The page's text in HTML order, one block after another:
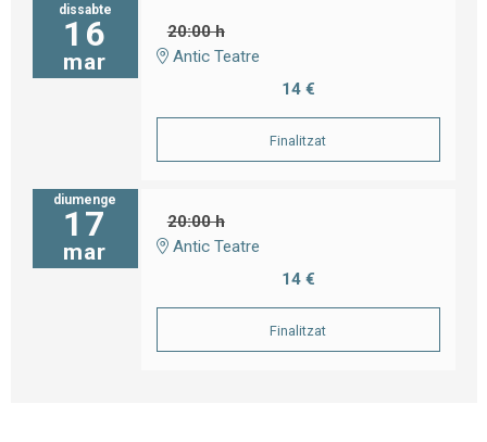
dissabte
16
mar
20:00 h
Antic Teatre
14 €
Finalitzat
diumenge
17
mar
20:00 h
Antic Teatre
14 €
Finalitzat